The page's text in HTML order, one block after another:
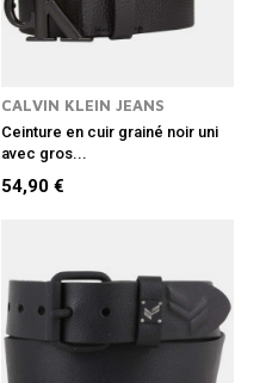
CALVIN KLEIN JEANS
Ceinture en cuir grainé noir uni
avec gros...
54,90 €